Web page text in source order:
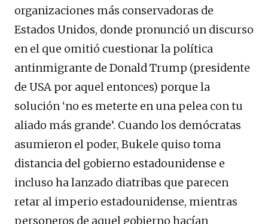
organizaciones más conservadoras de
Estados Unidos, donde pronunció un discurso
en el que omitió cuestionar la política
antinmigrante de Donald Trump (presidente
de USA por aquel entonces) porque la
solución ‘no es meterte en una pelea con tu
aliado más grande’. Cuando los demócratas
asumieron el poder, Bukele quiso toma
distancia del gobierno estadounidense e
incluso ha lanzado diatribas que parecen
retar al imperio estadounidense, mientras
personeros de aquel gobierno hacían